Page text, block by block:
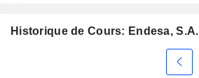
Historique de Cours: Endesa, S.A.